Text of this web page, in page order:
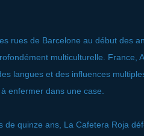
rues de Barcelone au début des
multiculturelle.
langues et des influences
enfermer dans une case.
de quinze ans, La Cafetera Roja